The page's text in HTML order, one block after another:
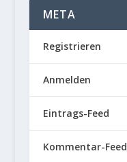
META
Registrieren
Anmelden
Eintrags-Feed
Kommentar-Feed